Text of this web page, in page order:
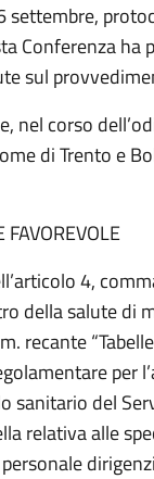
settembre,
Conferenza ha
sul
nel corso
di Trento e
FAVOREVOLE
4, comma
della salute di
recante
per
sanitario del
relativa alle